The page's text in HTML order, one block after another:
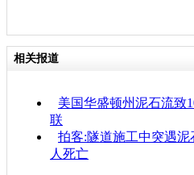
相关报道
美国华盛顿州泥石流致
联
拍客:隧道施工中突遇泥
人死亡